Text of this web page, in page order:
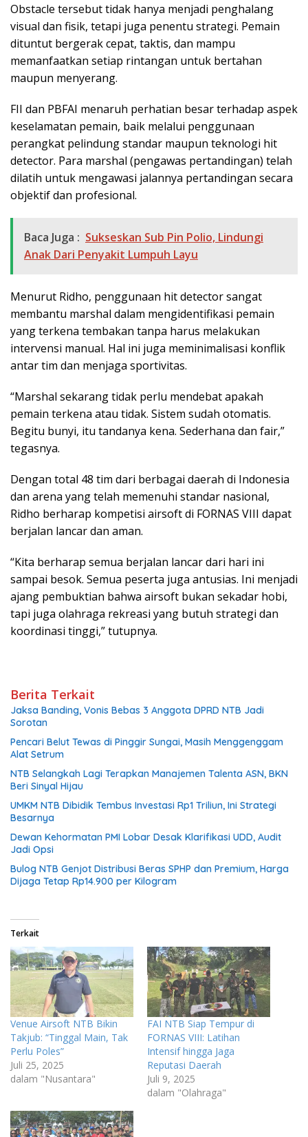
Obstacle tersebut tidak hanya menjadi penghalang
visual dan fisik, tetapi juga penentu strategi. Pemain
dituntut bergerak cepat, taktis, dan mampu
memanfaatkan setiap rintangan untuk bertahan
maupun menyerang.
FII dan PBFAI menaruh perhatian besar terhadap aspek
keselamatan pemain, baik melalui penggunaan
perangkat pelindung standar maupun teknologi hit
detector. Para marshal (pengawas pertandingan) telah
dilatih untuk mengawasi jalannya pertandingan secara
objektif dan profesional.
Baca Juga : Sukseskan Sub Pin Polio, Lindungi
Anak Dari Penyakit Lumpuh Layu
Menurut Ridho, penggunaan hit detector sangat
membantu marshal dalam mengidentifikasi pemain
yang terkena tembakan tanpa harus melakukan
intervensi manual. Hal ini juga meminimalisasi konflik
antar tim dan menjaga sportivitas.
“Marshal sekarang tidak perlu mendebat apakah
pemain terkena atau tidak. Sistem sudah otomatis.
Begitu bunyi, itu tandanya kena. Sederhana dan fair,”
tegasnya.
Dengan total 48 tim dari berbagai daerah di Indonesia
dan arena yang telah memenuhi standar nasional,
Ridho berharap kompetisi airsoft di FORNAS VIII dapat
berjalan lancar dan aman.
“Kita berharap semua berjalan lancar dari hari ini
sampai besok. Semua peserta juga antusias. Ini menjadi
ajang pembuktian bahwa airsoft bukan sekadar hobi,
tapi juga olahraga rekreasi yang butuh strategi dan
koordinasi tinggi,” tutupnya.
Berita Terkait
Jaksa Banding, Vonis Bebas 3 Anggota DPRD NTB Jadi
Sorotan
Pencari Belut Tewas di Pinggir Sungai, Masih Menggenggam
Alat Setrum
NTB Selangkah Lagi Terapkan Manajemen Talenta ASN, BKN
Beri Sinyal Hijau
UMKM NTB Dibidik Tembus Investasi Rp1 Triliun, Ini Strategi
Besarnya
Dewan Kehormatan PMI Lobar Desak Klarifikasi UDD, Audit
Jadi Opsi
Bulog NTB Genjot Distribusi Beras SPHP dan Premium, Harga
Dijaga Tetap Rp14.900 per Kilogram
Terkait
Venue Airsoft NTB Bikin
Takjub: “Tinggal Main, Tak
Perlu Poles”
Juli 25, 2025
dalam "Nusantara"
FAI NTB Siap Tempur di
FORNAS VIII: Latihan
Intensif hingga Jaga
Reputasi Daerah
Juli 9, 2025
dalam "Olahraga"